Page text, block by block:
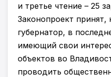
и третье чтение – 25
Законопроект принят,
губернатор, в
имеющий свои
объектов во
проводить